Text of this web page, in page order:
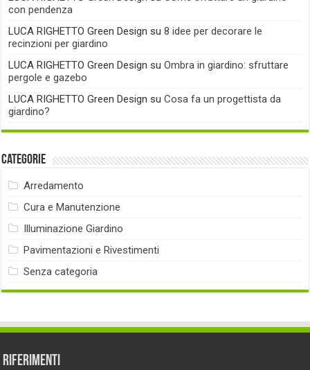
con pendenza
LUCA RIGHETTO Green Design su8 idee per decorare le
recinzioni per giardino
LUCA RIGHETTO Green Design suOmbra in giardino: sfruttare
pergole e gazebo
LUCA RIGHETTO Green Design suCosa fa un progettista da
giardino?
Categorie
Arredamento
Cura e Manutenzione
Illuminazione Giardino
Pavimentazioni e Rivestimenti
Senza categoria
RIFERIMENTI